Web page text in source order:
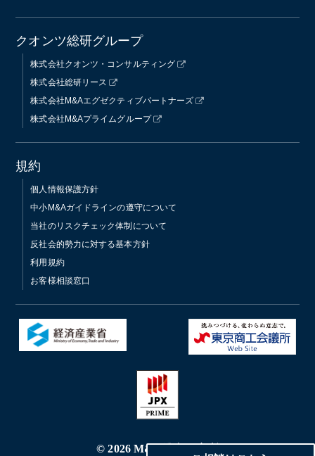
クオンツ総研グループ
株式会社クオンツ・コンサルティング
株式会社総研リース
株式会社M&Aエグゼクティブパートナーズ
株式会社M&Aプライムグループ
規約
個人情報保護方針
中小M&Aガイドラインの遵守について
当社のリスクチェック体制について
反社会的勢力に対する基本方針
利用規約
お客様相談窓口
© 2026 M&A総合研究所